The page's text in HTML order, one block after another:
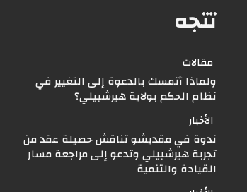
تتجه
مقالات
ولماذا أتمسك بالدعوة إلى التغيير في
نظام الحكم بولاية هيرشبيلي؟
الأخبار
ندوة في مقديشو تناقش حصيلة عقد من
تجربة هيرشبيلي وتدعو إلى مراجعة مسار
القيادة والتنمية